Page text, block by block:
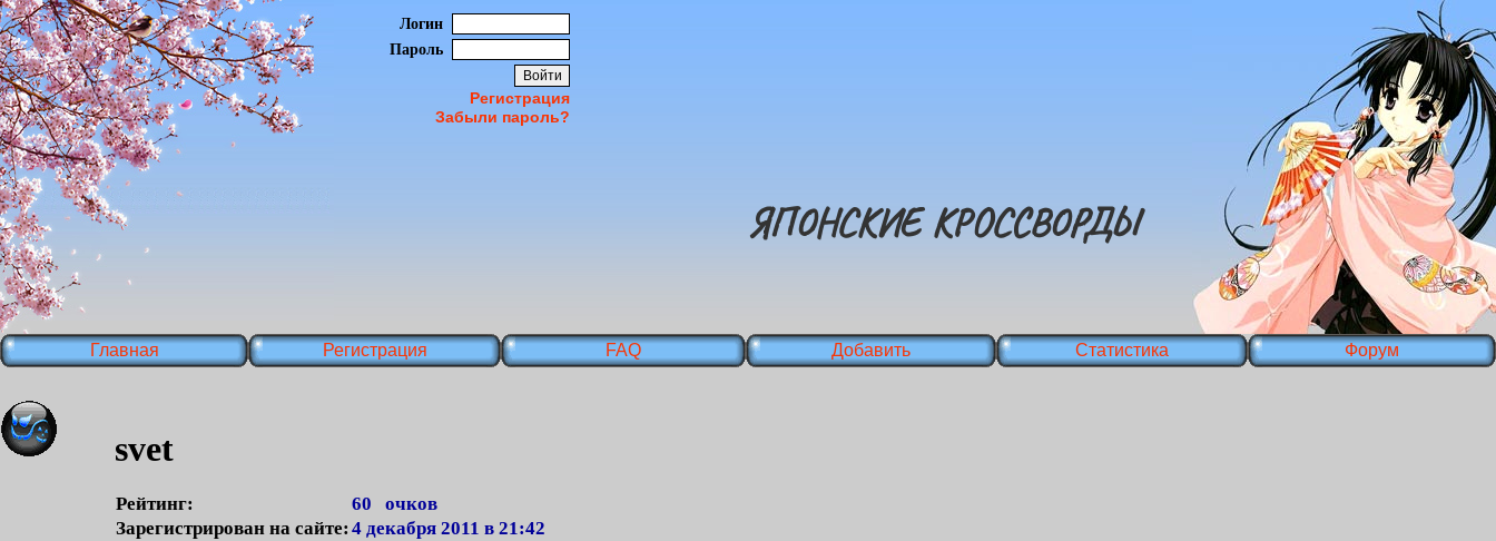
Логин
Пароль
Регистрация
Забыли пароль?
ЯПОНСКИЕ КРОССВОРДЫ
Главная Регистрация FAQ Добавить Статистика Форум
svet
Рейтинг:
60 очков
Зарегистрирован на сайте: 4 декабря 2011 в 21:42